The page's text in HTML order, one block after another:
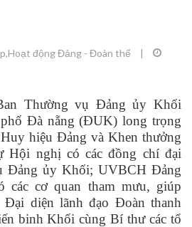
,Hoạt động Đảng - Đoàn thể
|
Thường vụ Đảng ủy Khối
phố Đà nẵng (ĐUK) long trọng
hiệu Đảng và Khen thưởng
Hội nghị có các đồng chí đại
Đảng ủy Khối; UVBCH Đảng
các cơ quan tham mưu, giúp
diện lãnh đạo Đoàn thanh
binh Khối cùng Bí thư các tổ